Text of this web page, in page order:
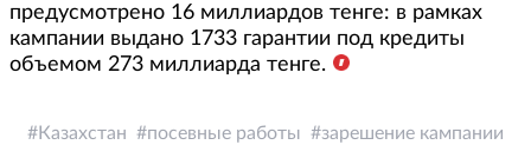
предусмотрено 16 миллиардов тенге: в рамках
кампании выдано 1733 гарантии под кредиты
объемом 273 миллиарда тенге.
Казахстан посевные работы зарешение кампании